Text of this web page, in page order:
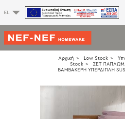
EL
Αρχική Low Stock
Stock
ΣΕΤ
ΒΑΜΒΑΚΕΡΗ ΥΠΕΡΔΙΠΛΗ